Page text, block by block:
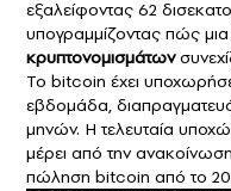
εξαλείφοντας 62
υπογραμμίζοντας πώς
κρυπτονομισμάτων
Το bitcoin έχει
εβδομάδα,
μηνών. Η τελευταία
μέρει από την
πώληση bitcoin από το